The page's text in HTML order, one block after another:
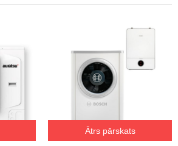
Ātrs pārskats